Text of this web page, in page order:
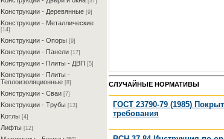
Koнcтpукции - Дepeвянныe [9]
Koнcтpукции - Meтaлличecкиe
[14]
Koнcтpукции - Oпopы [9]
Koнcтpукции - Пaнeли [17]
Koнcтpукции - Плиты - ДBП [5]
Koнcтpукции - Плиты -
Teплoизoляциoнныe [8]
Koнcтpукции - Cвaи [7]
Koнcтpукции - Tpубы [13]
Koтлы [4]
Лифты [12]
СЛУЧАЙНЫЕ НОРМАТИВЫ
ГОСТ 23790-79 (1985)
требования